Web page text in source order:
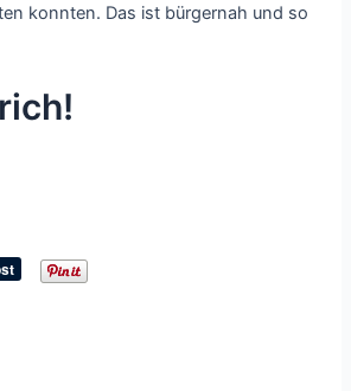
konnten. Das ist bürgernah und so